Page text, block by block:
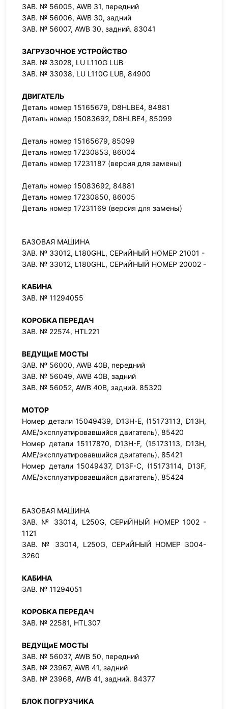
ЗАВ. № 56005, AWB 31, передний
ЗАВ. № 56006, AWB 30, задний
ЗАВ. № 56007, AWB 30, задний. 83041
ЗАГРУЗОЧНОЕ УСТРОЙСТВО
ЗАВ. № 33028, LU L110G LUB
ЗАВ. № 33038, LU L110G LUB, 84900
ДВИГАТЕЛЬ
Деталь номер 15165679, D8HLBE4, 84881
Деталь номер 15083692, D8HLBE4, 85099
Деталь номер 15165679, 85099
Деталь номер 17230853, 86004
Деталь номер 17231187 (версия для замены)
Деталь номер 15083692, 84881
Деталь номер 17230850, 86005
Деталь номер 17231169 (версия для замены)
БАЗОВАЯ МАШИНА
ЗАВ. № 33012, L180GHL, СЕРиЙНЫЙ НОМЕР 21001 -
ЗАВ. № 33012, L180GHL, СЕРиЙНЫЙ НОМЕР 20002 -
КАБИНА
ЗАВ. № 11294055
КОРОБКА ПЕРЕДАЧ
ЗАВ. № 22574, HTL221
ВЕДУЩиЕ МОСТЫ
ЗАВ. № 56000, AWB 40B, передний
ЗАВ. № 56049, AWB 40B, задний
ЗАВ. № 56052, AWB 40B, задний. 85320
МОТОР
Номер детали 15049439, D13H-E, (15173113, D13H,
AME/эксплуатировавшийся двигатель), 85420
Номер детали 15117870, D13H-F, (15173113, D13H,
AME/эксплуатировавшийся двигатель), 85421
Номер детали 15049437, D13F-C, (15173114, D13F,
AME/эксплуатировавшийся двигатель), 85424
БАЗОВАЯ МАШИНА
ЗАВ. № 33014, L250G, СЕРиЙНЫЙ НОМЕР 1002 -
1121
ЗАВ. № 33014, L250G, СЕРиЙНЫЙ НОМЕР 3004-
3260
КАБИНА
ЗАВ. № 11294051
КОРОБКА ПЕРЕДАЧ
ЗАВ. № 22581, HTL307
ВЕДУЩиЕ МОСТЫ
ЗАВ. № 56037, AWB 50, передний
ЗАВ. № 23967, AWB 41, задний
ЗАВ. № 23968, AWB 41, задний. 84377
БЛОК ПОГРУЗЧИКА